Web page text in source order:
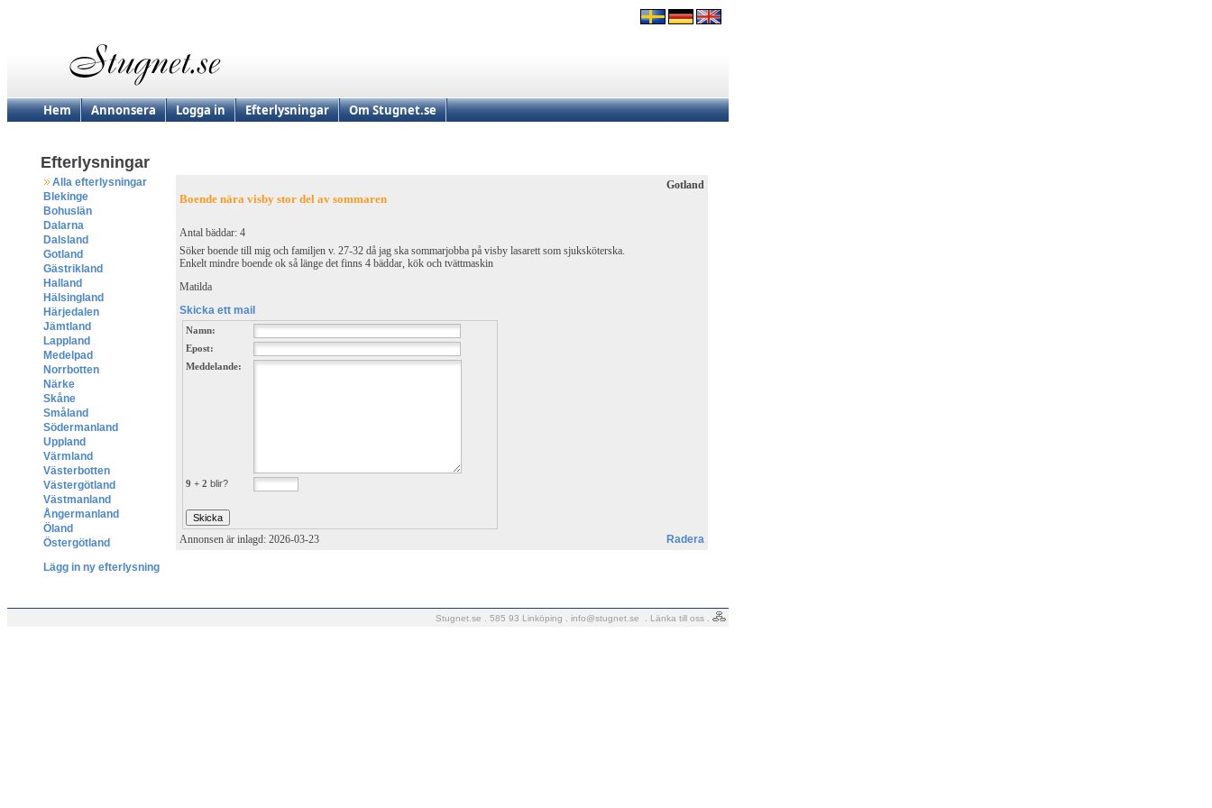
Hem Annonsera Logga in Efterlysningar Om Stugnet.se
Efterlysningar
Alla efterlysningar
Blekinge
Bohuslän
Dalarna
Dalsland
Gotland
Gästrikland
Halland
Hälsingland
Härjedalen
Jämtland
Lappland
Medelpad
Norrbotten
Närke
Skåne
Småland
Södermanland
Uppland
Värmland
Västerbotten
Västergötland
Västmanland
Ångermanland
Öland
Östergötland
Lägg in ny efterlysning
Boende nära visby stor del av sommaren
Antal bäddar: 4
Söker boende till mig och familjen v. 27-32 då jag ska sommarjobba på visby lasarett som sjuksköterska.
Enkelt mindre boende ok så länge det finns 4 bäddar, kök och tvättmaskin
Matilda
Skicka ett mail
Namn:
Epost:
Meddelande:
9 + 2 blir?
Gotland
Annonsen är inlagd: 2026-03-23 Radera
Stugnet.se . 585 93 Linköping . info@stugnet.se Länka till oss